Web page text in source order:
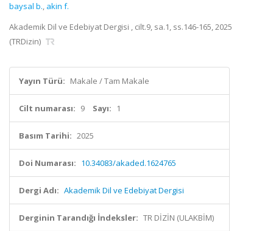
baysal b., akin f.
Akademik Dil ve Edebiyat Dergisi , cilt.9, sa.1, ss.146-165, 2025
(TRDizin)
Yayın Türü: Makale / Tam Makale
Cilt numarası: 9 Sayı: 1
Basım Tarihi: 2025
Doi Numarası: 10.34083/akaded.1624765
Dergi Adı: Akademik Dil ve Edebiyat Dergisi
Derginin Tarandığı İndeksler: TR DİZİN (ULAKBİM)